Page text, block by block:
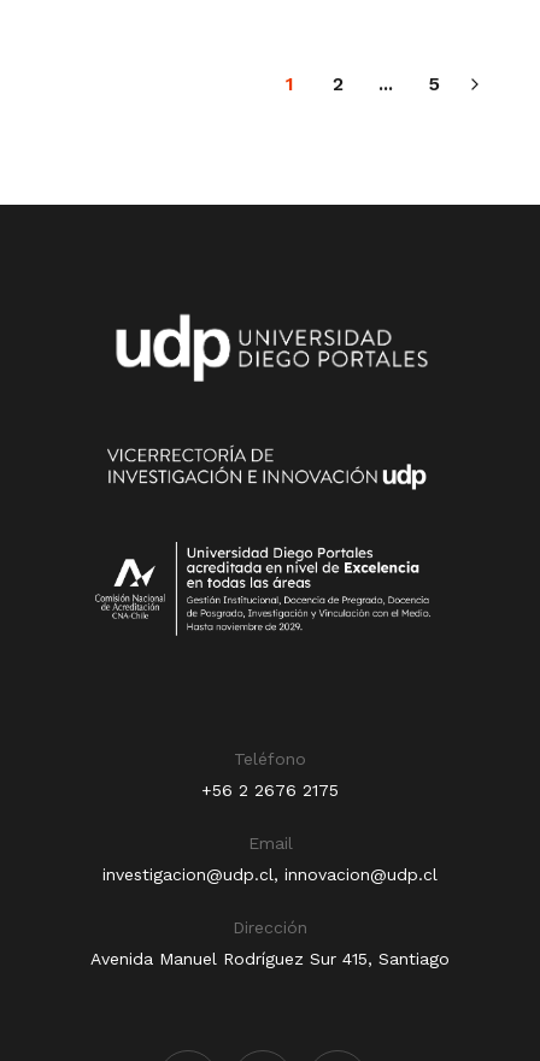
1 2 ... 5
Teléfono
+56 2 2676 2175
Email
investigacion@udp.cl, innovacion@udp.cl
Dirección
Avenida Manuel Rodríguez Sur 415, Santiago